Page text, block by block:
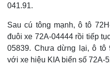
041.91.
Sau cú tông mạnh, ô tô
đuôi xe 72A-04444 rồi tiếp
05839. Chưa dừng lại, ô tô
với xe hiệu KIA biển số 72A-